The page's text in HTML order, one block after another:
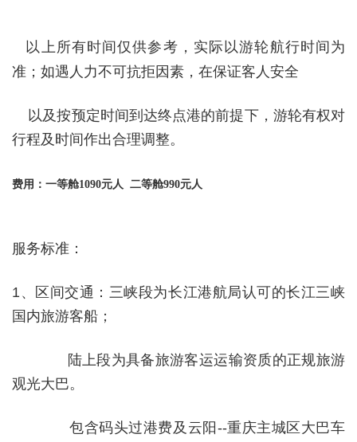
以上所有时间仅供参考，实际以游轮航行时间为
准；如遇人力不可抗拒因素，在保证客人安全
以及按预定时间到达终点港的前提下，游轮有权对
行程及时间作出合理调整。
费用：一等舱1090元人 二等舱990元人
服务标准：
1、区间交通：三峡段为长江港航局认可的长江三峡
国内旅游客船；
陆上段为具备旅游客运运输资质的正规旅游
观光大巴。
包含码头过港费及云阳 --重庆主城区大巴车